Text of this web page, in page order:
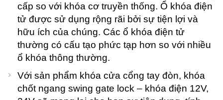
cấp so với khóa cơ truyền thống. Ổ khóa điện
tử được sử dụng rộng rãi bởi sự tiện lợi và
hữu ích của chúng. Các ổ khóa điện tử
thường có cấu tạo phức tạp hơn so với nhiều
ổ khóa thông thường.
Với sản phẩm khóa cửa cổng tay đòn, khóa
chốt ngang swing gate lock – khóa điện 12V,